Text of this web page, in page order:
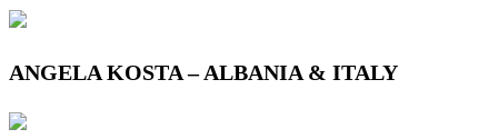
ANGELA KOSTA – ALBANIA & ITALY